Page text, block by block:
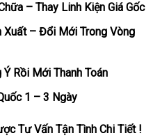
– Thay Linh Kiện Giá Gốc
Xuất – Đổi Mới Trong Vòng
Rồi Mới Thanh Toán
1 – 3 Ngày
Tư Vấn Tận Tình Chi Tiết !